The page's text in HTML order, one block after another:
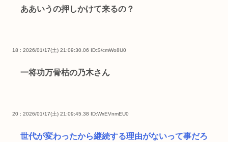
ああいうの押しかけて来るの？
18 : 2026/01/17(土) 21:09:30.06 ID:S/cmWo8U0
一将功万骨枯の乃木さん
20 : 2026/01/17(土) 21:09:45.38 ID:WxEVnmEU0
世代が変わったから継続する理由がないって事だろ